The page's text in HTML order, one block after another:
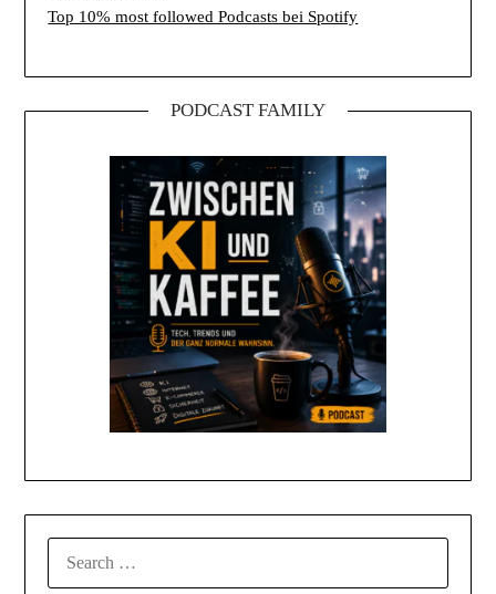
Top 10% most followed Podcasts bei Spotify
PODCAST FAMILY